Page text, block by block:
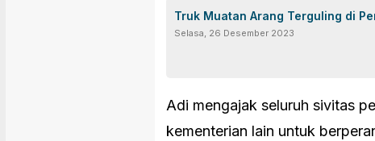
Truk Muatan Arang Terguling di
Selasa, 26 Desember 2023
Adi mengajak seluruh sivitas
kementerian lain untuk